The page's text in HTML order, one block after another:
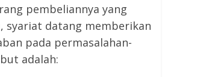
pembeliannya yang
syariat datang memberikan
pada permasalahan-
adalah: